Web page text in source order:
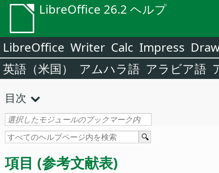
LibreOffice 26.2 ヘルプ
LibreOffice Writer Calc Impress
英語（米国）
アムハラ語 アラビア語
目次
項目 (参考文献表)